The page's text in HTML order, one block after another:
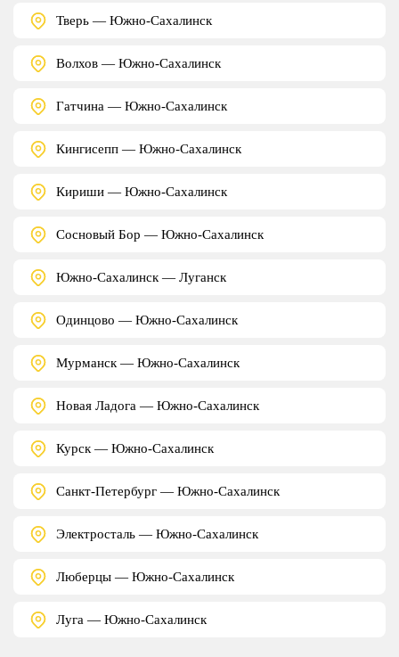
Тверь — Южно-Сахалинск
Волхов — Южно-Сахалинск
Гатчина — Южно-Сахалинск
Кингисепп — Южно-Сахалинск
Кириши — Южно-Сахалинск
Сосновый Бор — Южно-Сахалинск
Южно-Сахалинск — Луганск
Одинцово — Южно-Сахалинск
Мурманск — Южно-Сахалинск
Новая Ладога — Южно-Сахалинск
Курск — Южно-Сахалинск
Санкт-Петербург — Южно-Сахалинск
Электросталь — Южно-Сахалинск
Люберцы — Южно-Сахалинск
Луга — Южно-Сахалинск